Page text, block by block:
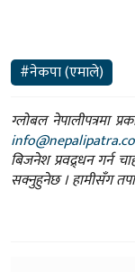
#नेकपा (एमाले)
ग्लोबल नेपालीपत्रमा
बिजनेश प्रवद्र्धन गर्न
सक्नुहुनेछ । हामीसँग